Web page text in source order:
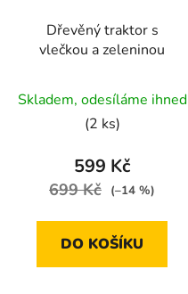
Dřevěný traktor s
vlečkou a zeleninou
Skladem, odesíláme ihned
(2 ks)
599 Kč
699 Kč (–14 %)
DO KOŠÍKU